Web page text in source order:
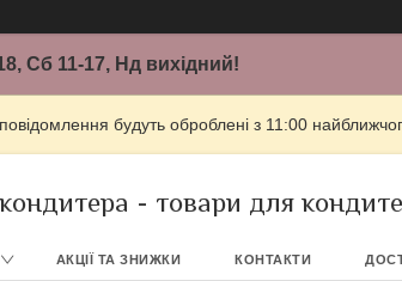
Сб 11-17, Нд вихідний!
будуть оброблені з 11:00
- товари для
АКЦІЇ ТА ЗНИЖКИ КОНТАКТИ